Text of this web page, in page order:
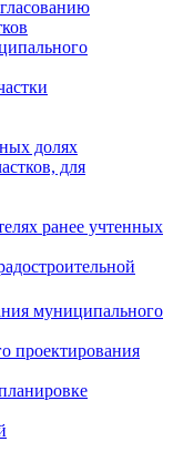
долях
для
ранее учтенных
муниципального
проектирования